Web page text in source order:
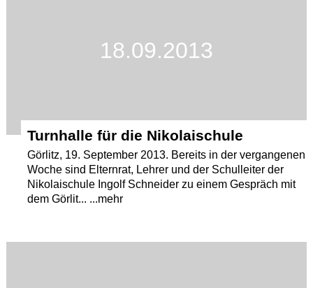
18.09.2013
Turnhalle für die Nikolaischule
Görlitz, 19. September 2013. Bereits in der vergangenen
Woche sind Elternrat, Lehrer und der Schulleiter der
Nikolaischule Ingolf Schneider zu einem Gespräch mit
dem Görlit... ...mehr